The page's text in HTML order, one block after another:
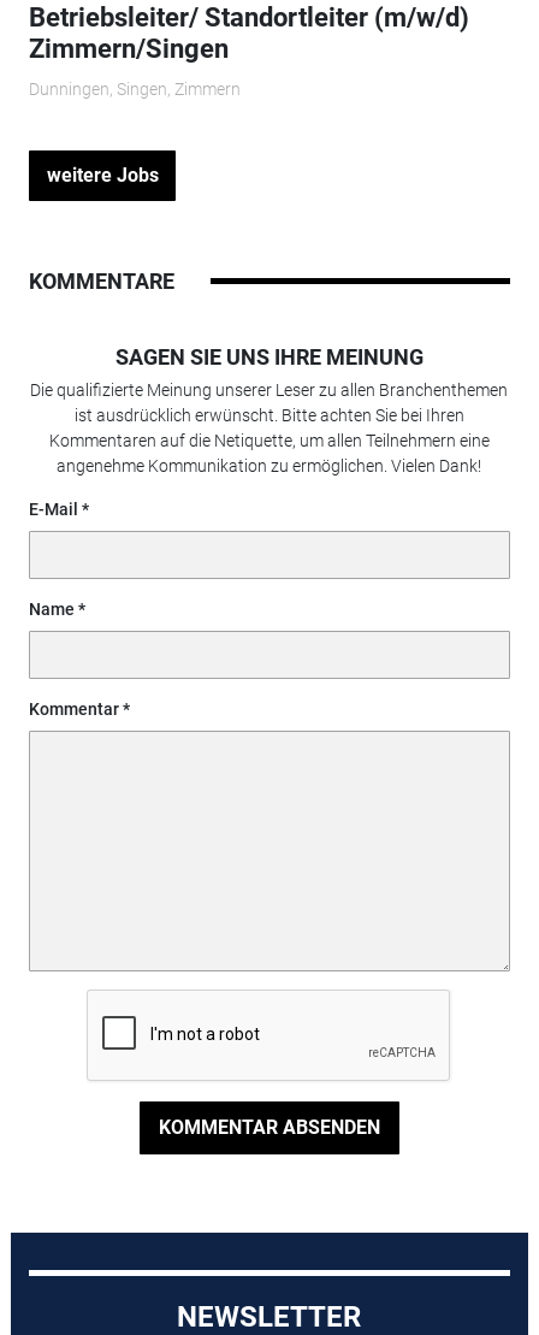
Betriebsleiter/ Standortleiter (m/w/d)
Zimmern/Singen
Dunningen, Singen, Zimmern
weitere Jobs
KOMMENTARE
SAGEN SIE UNS IHRE MEINUNG
Die qualifizierte Meinung unserer Leser zu allen Branchenthemen
ist ausdrücklich erwünscht. Bitte achten Sie bei Ihren
Kommentaren auf die Netiquette, um allen Teilnehmern eine
angenehme Kommunikation zu ermöglichen. Vielen Dank!
E-Mail
Name
Kommentar
KOMMENTAR ABSENDEN
NEWSLETTER